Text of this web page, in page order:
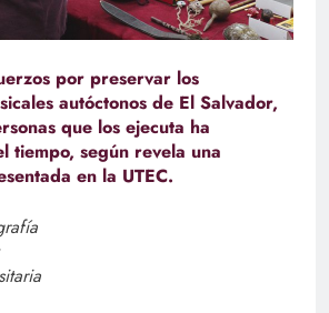
por preservar los
autóctonos de El Salvador,
que los ejecuta ha
tiempo, según revela una
en la UTEC.